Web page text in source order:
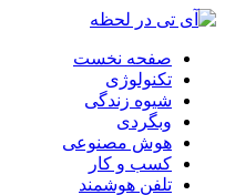
صفحه نخست
تکنولوژی
شیوه زندگی
وبگردی
هوش مصنوعی
کسب و کار
تلفن هوشمند